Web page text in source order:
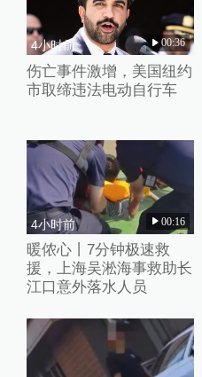
4小时前 00:36
伤亡事件激增，美国纽约
市取缔违法电动自行车
4小时前 00:16
暖侬心丨7分钟极速救
援，上海吴淞海事救助长
江口意外落水人员